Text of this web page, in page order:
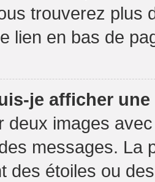
trouverez plus
lien en bas de
je afficher
deux images
messages. La
des étoiles ou